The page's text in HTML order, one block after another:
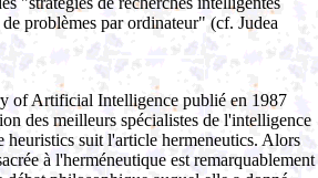
problèmes par ordinateur" (cf. Judea
of Artificial Intelligence publié en 1987
des meilleurs spécialistes de l'intelligence
suit l'article hermeneutics. Alors
à l'herméneutique est remarquablement